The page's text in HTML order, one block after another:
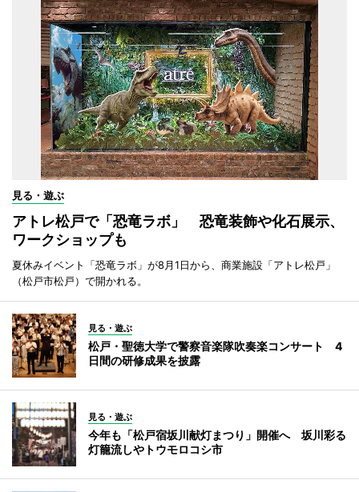
見る・遊ぶ
アトレ松戸で「恐竜ラボ」 恐竜装飾や化石展示、
ワークショップも
夏休みイベント「恐竜ラボ」が8月1日から、商業施設「アトレ松戸」
（松戸市松戸）で開かれる。
見る・遊ぶ
松戸・聖徳大学で警察音楽隊吹奏楽コンサート 4
日間の研修成果を披露
見る・遊ぶ
今年も「松戸宿坂川献灯まつり」開催へ 坂川彩る
灯籠流しやトウモロコシ市